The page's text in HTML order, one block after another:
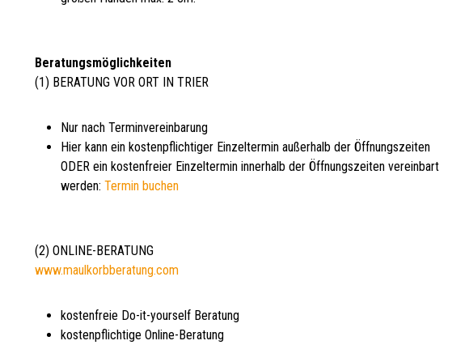
Beratungsmöglichkeiten
(1) BERATUNG VOR ORT IN TRIER
Nur nach Terminvereinbarung
Hier kann ein kostenpflichtiger Einzeltermin außerhalb der Öffnungszeiten
ODER ein kostenfreier Einzeltermin innerhalb der Öffnungszeiten vereinbart
werden:Termin buchen
(2) ONLINE-BERATUNG
www.maulkorbberatung.com
kostenfreie Do-it-yourself Beratung
kostenpflichtige Online-Beratung